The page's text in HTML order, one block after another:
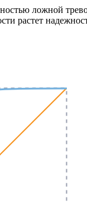
ложной
растет